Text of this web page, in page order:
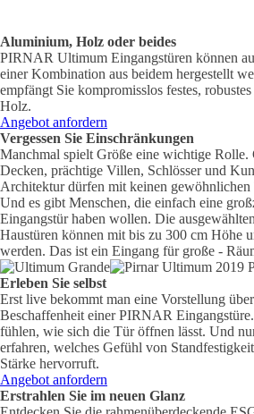
Aluminium, Holz oder beides
PIRNAR Ultimum Eingangstüren können
einer Kombination aus beidem hergestellt
empfängt Sie kompromisslos festes,
Holz.
Angebot anfordern
Vergessen Sie Einschränkungen
Manchmal spielt Größe eine wichtige Rolle.
Decken, prächtige Villen, Schlösser und
Architektur dürfen mit keinen gewöhnlichen
Und es gibt Menschen, die einfach eine
Eingangstür haben wollen. Die
Haustüren können mit bis zu 300 cm Höhe
werden. Das ist ein Eingang für große -
Erleben Sie selbst
Erst live bekommt man eine Vorstellung
Beschaffenheit einer PIRNAR
fühlen, wie sich die Tür öffnen lässt. Und
erfahren, welches Gefühl von
Stärke hervorruft.
Angebot anfordern
Erstrahlen Sie im neuen Glanz